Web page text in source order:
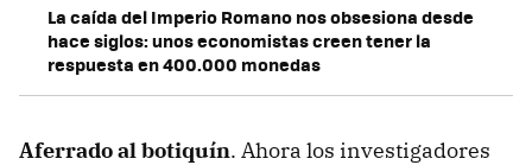
La caída del Imperio Romano nos obsesiona desde
hace siglos: unos economistas creen tener la
respuesta en 400.000 monedas
Aferrado al botiquín. Ahora los investigadores